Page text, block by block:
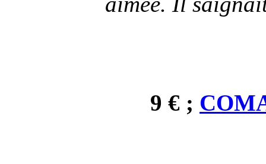
9 € ;